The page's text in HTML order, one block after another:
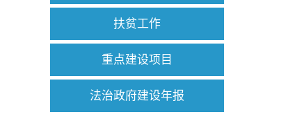
扶贫工作
重点建设项目
法治政府建设年报